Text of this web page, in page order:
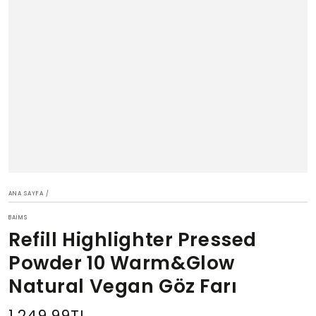
ANA SAYFA /
BAIMS
Refill Highlighter Pressed
Powder 10 Warm&Glow
Natural Vegan Göz Farı